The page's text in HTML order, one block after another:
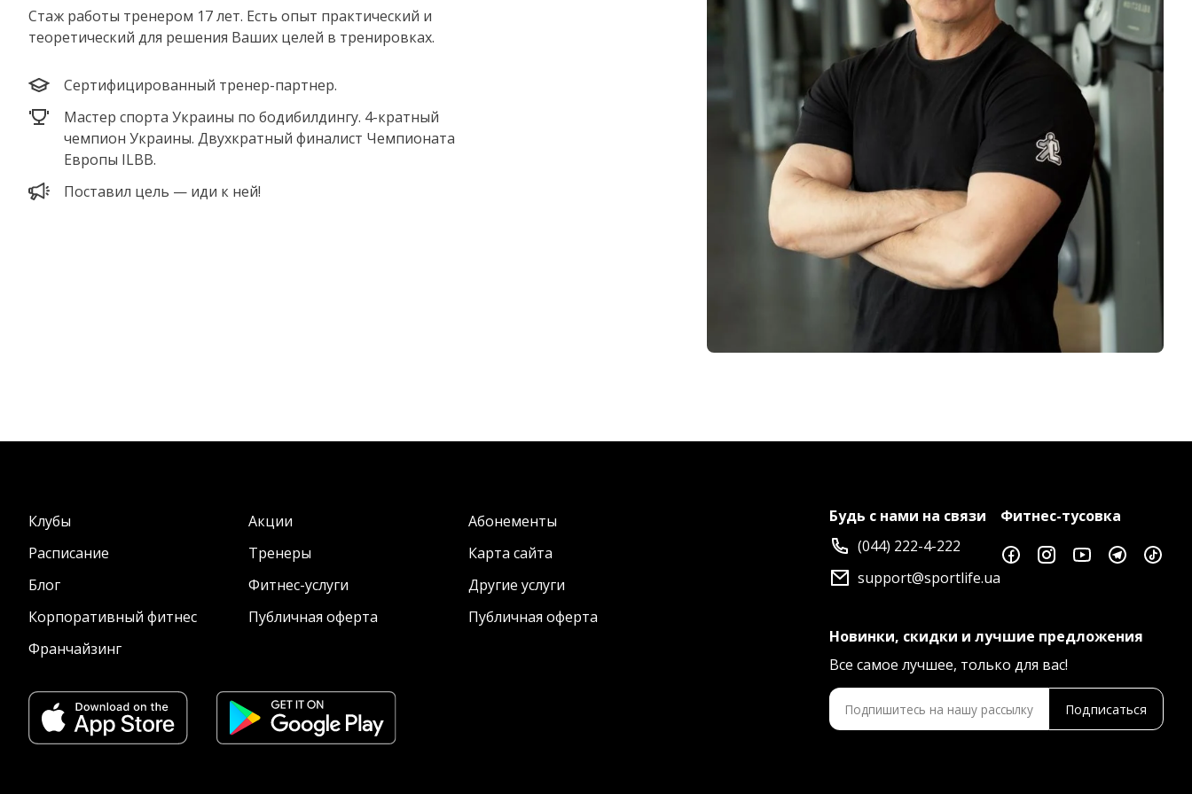
Стаж работы тренером 17 лет. Есть опыт практический и
теоретический для решения Ваших целей в тренировках.
Сертифицированный тренер-партнер.
Мастер спорта Украины по бодибилдингу. 4-кратный
чемпион Украины. Двухкратный финалист Чемпионата
Европы ILBB.
Поставил цель — иди к ней!
Клубы Акции
Абонементы
Расписание
Тренеры
Карта сайта
Блог
Фитнес-услуги
Другие услуги
Корпоративный фитнес
Публичная оферта
Публичная оферта
Франчайзинг
Будь с нами на связи
(044) 222-4-222
support@sportlife.ua
Фитнес-тусовка
Новинки, скидки и лучшие предложения
Все самое лучшее, только для вас!
Подписаться